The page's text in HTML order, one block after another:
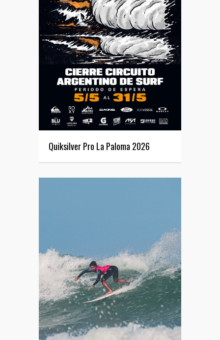
Quiksilver Pro La Paloma 2026